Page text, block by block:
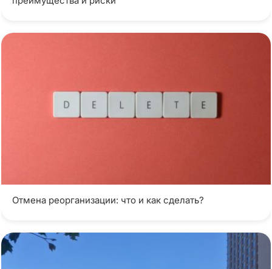
Отмена реорганизации: что и как сделать?